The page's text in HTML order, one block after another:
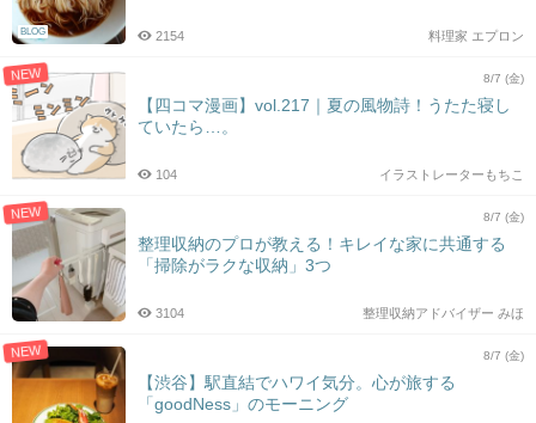
BLOG 料理家 エプロン
2154
NEW 8/7 (金)
【四コマ漫画】vol.217｜夏の風物詩！うたた寝し
ていたら…。
イラストレーターもちこ
104
NEW 8/7 (金)
整理収納のプロが教える！キレイな家に共通する
「掃除がラクな収納」3つ
整理収納アドバイザー みほ
3104
NEW 8/7 (金)
【渋谷】駅直結でハワイ気分。心が旅する
「goodNess」のモーニング